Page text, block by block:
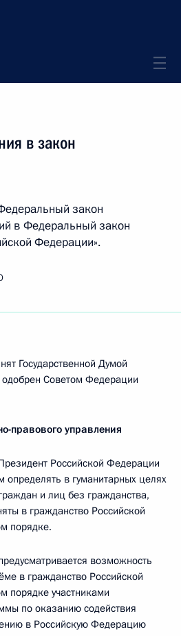
в закон
закон
в Федеральный закон
Федерации».
Государственной Думой
Советом Федерации
правового управления
Российской Федерации
определять в гуманитарных целях
и лиц без гражданства,
в гражданство Российской
порядке.
возможность
в гражданство Российской
порядке участниками
по оказанию содействия
в Российскую Федерацию